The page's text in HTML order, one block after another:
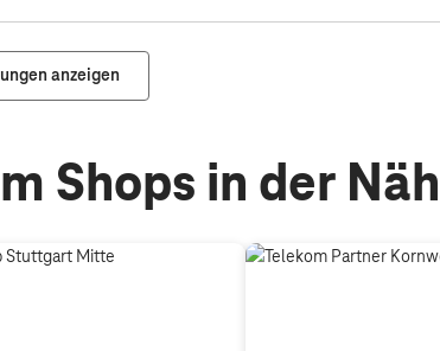
anzeigen
Shops in der